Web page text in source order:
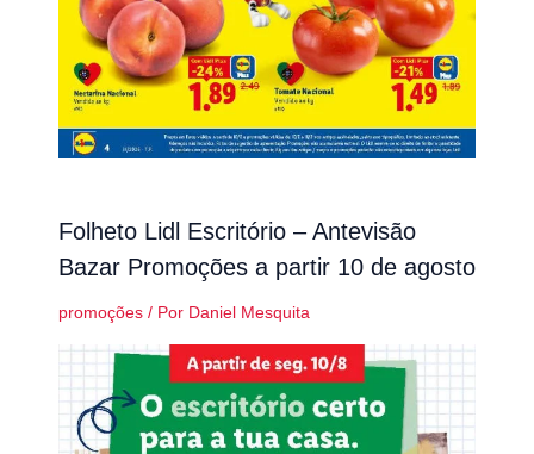
Folheto Lidl Escritório – Antevisão
Bazar Promoções a partir 10 de agosto
promoções/ Por Daniel Mesquita